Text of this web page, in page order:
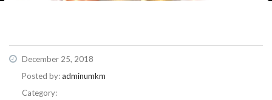
December 25, 2018
Posted by:adminumkm
Category: